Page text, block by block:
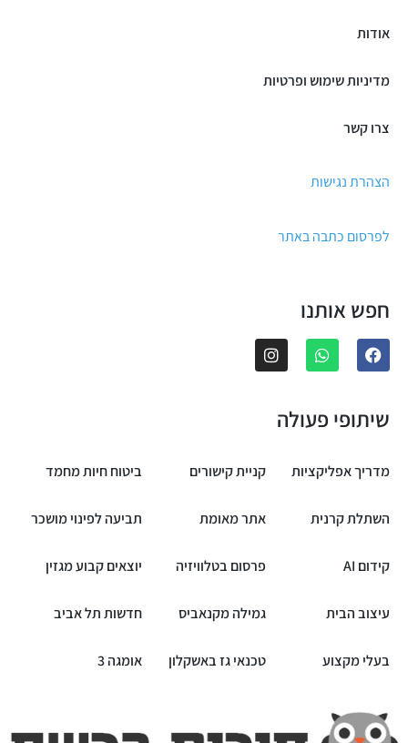
אודות
מדיניות שימוש ופרטיות
צרו קשר
הצהרת נגישות
לפרסום כתבה באתר
חפש אותנו
שיתופי פעולה
מדריך אפליקציות קניית קישורים ביטוח חיות מחמד
השתלת קרנית אתר מאומת תביעה לפינוי מושכר
קידום AI פרסום בטלוויזיה יוצאים קבוע מגזין
עיצוב הבית גמילה מקנאביס חדשות תל אביב
בעלי מקצוע טכנאי גז באשקלון אומגה 3